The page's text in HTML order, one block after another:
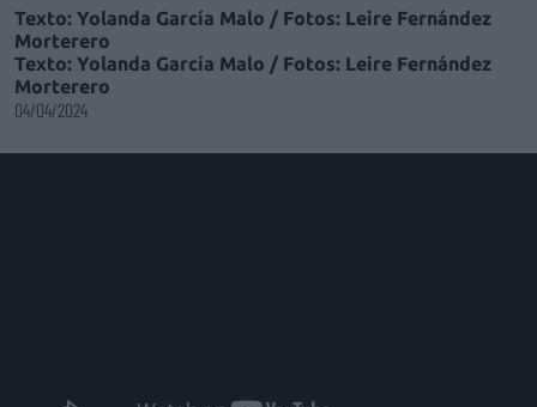
Texto: Yolanda García Malo / Fotos: Leire Fernández
Morterero
Texto: Yolanda García Malo / Fotos: Leire Fernández
Morterero
04/04/2024